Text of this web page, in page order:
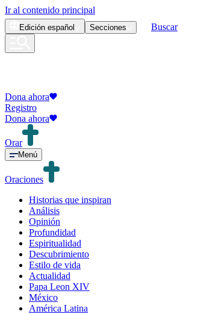
Ir al contenido principal
Edición español Secciones Buscar
Dona ahora
Registro
Dona ahora
Orar
Menú
Oraciones
Historias que inspiran
Análisis
Opinión
Profundidad
Espiritualidad
Descubrimiento
Estilo de vida
Actualidad
Papa Leon XIV
México
América Latina